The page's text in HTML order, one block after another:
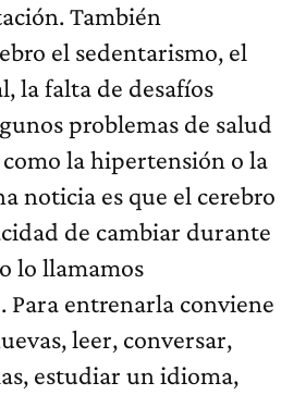
También
el sedentarismo, el
la falta de desafíos
problemas de salud
la hipertensión o la
noticia es que el cerebro
de cambiar durante
lo llamamos
entrenarla conviene
leer, conversar,
estudiar un idioma,